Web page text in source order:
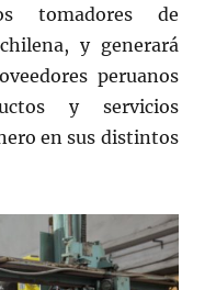
tomadores de
y generará
peruanos
y servicios
en sus distintos